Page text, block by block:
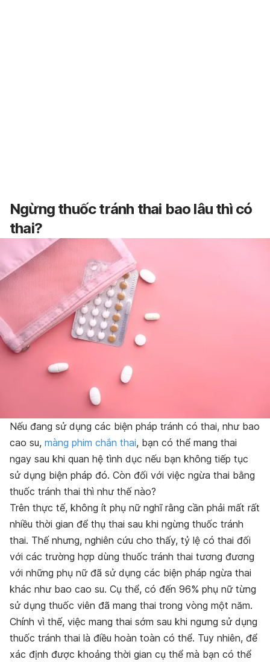
Ngừng thuốc tránh thai bao lâu thì có
thai?
Nếu đang sử dụng các biện pháp tránh có thai, như bao
cao su, màng phim chắn thai, bạn có thể mang thai
ngay sau khi quan hệ tình dục nếu bạn không tiếp tục
sử dụng biện pháp đó. Còn đối với việc ngừa thai bằng
thuốc tránh thai thì như thế nào?
Trên thực tế, không ít phụ nữ nghĩ rằng cần phải mất rất
nhiều thời gian để thụ thai sau khi ngừng thuốc tránh
thai. Thế nhưng, nghiên cứu cho thấy, tỷ lệ có thai đối
với các trường hợp dùng thuốc tránh thai tương đương
với những phụ nữ đã sử dụng các biện pháp ngừa thai
khác như bao cao su. Cụ thể, có đến 96% phụ nữ từng
sử dụng thuốc viên đã mang thai trong vòng một năm.
Chính vì thế, việc mang thai sớm sau khi ngưng sử dụng
thuốc tránh thai là điều hoàn toàn có thể. Tuy nhiên, để
xác định được khoảng thời gian cụ thể mà bạn có thể